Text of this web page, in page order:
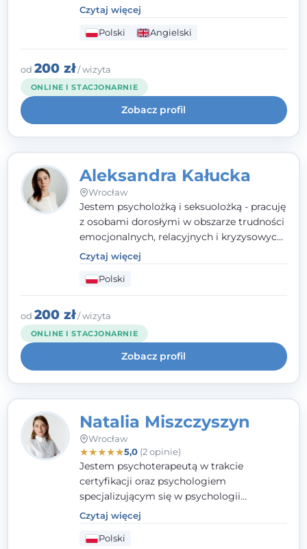
parami. Specjalizuję się w obszarze zdrowia
seksualnego, żałoby, kryzysów życiowych i
wypalenia zawodowego. Pracuję w języku
polskim i angielskim, w podejściu
humanistycznym, opartym na
partnerstwie i podmiotowości klienta.
Czytaj więcej
Polski Angielski
od 200 zł/ wizyta
ONLINE I STACJONARNIE
Zobacz profil
Aleksandra Kałucka
Wrocław
Jestem psycholożką i seksuolożką - pracuję
z osobami dorosłymi w obszarze trudności
emocjonalnych, relacyjnych i kryzysowych,
w tym z osobami po doświadczeniach
przemocy. Ukończyłam psychologię
kliniczną oraz studia podyplomowe z
interwencji kryzysowej i seksuologii
klinicznej na SWPS we Wrocławiu. W pracy
kieruję się empatią, etyką zawodową i
uważnością na potrzeby klienta.
Czytaj więcej
Polski
od 200 zł/ wizyta
ONLINE I STACJONARNIE
Zobacz profil
Natalia Miszczyszyn
Wrocław
★★★★★5,0(2 opinie)
Jestem psychoterapeutą w trakcie
certyfikacji oraz psychologiem
specjalizującym się w psychologii
klinicznej. Ukończyłam również studia
podyplomowe z Praktycznej Diagnozy
Psychologicznej. Aktywnie uczestniczę w
Czytaj więcej
Polski